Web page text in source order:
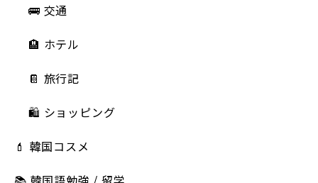
🚌 交通
🏨 ホテル
📔 旅行記
🛍️ ショッピング
💄 韓国コスメ